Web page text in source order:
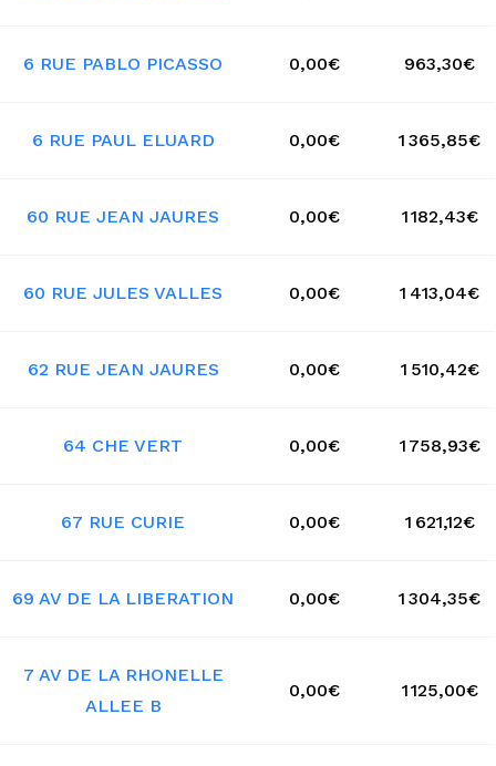
6 RUE PABLO PICASSO 0,00€ 963,30€
6 RUE PAUL ELUARD 0,00€ 1 365,85€
60 RUE JEAN JAURES 0,00€ 1 182,43€
60 RUE JULES VALLES 0,00€ 1 413,04€
62 RUE JEAN JAURES 0,00€ 1 510,42€
64 CHE VERT 0,00€ 1 758,93€
67 RUE CURIE 0,00€ 1 621,12€
69 AV DE LA LIBERATION 0,00€ 1 304,35€
7 AV DE LA RHONELLE
ALLEE B
0,00€ 1 125,00€